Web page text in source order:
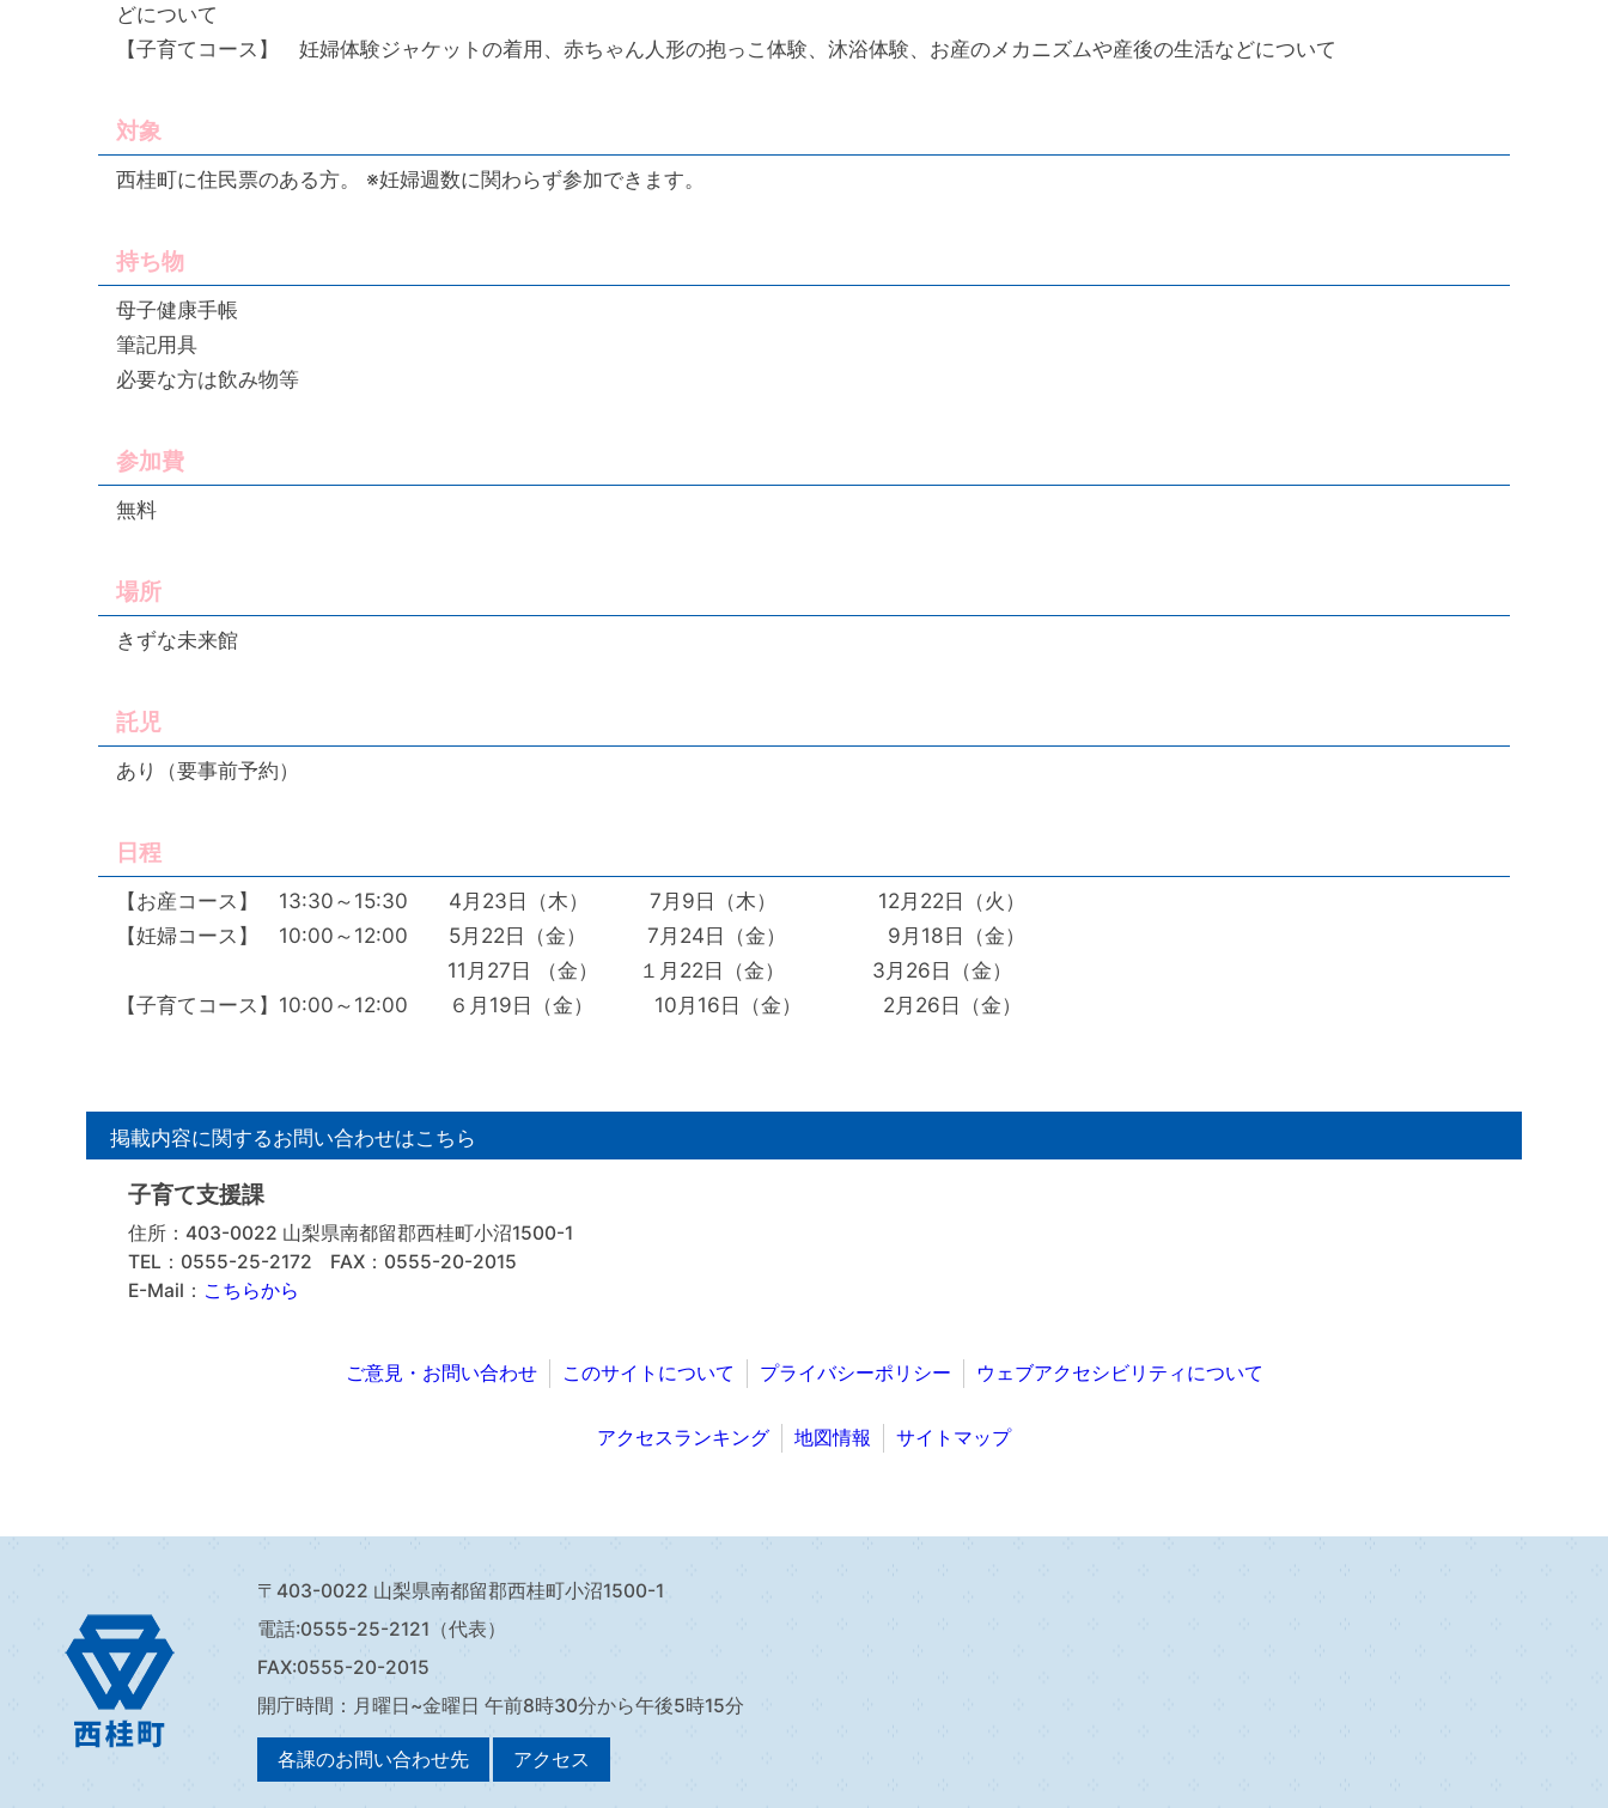
どについて
【子育てコース】 妊婦体験ジャケットの着用、赤ちゃん人形の抱っこ体験、沐浴体験、お産のメカニズムや産後の生活などについて
対象
西桂町に住民票のある方。 ※妊婦週数に関わらず参加できます。
持ち物
母子健康手帳
筆記用具
必要な方は飲み物等
参加費
無料
場所
きずな未来館
託児
あり（要事前予約）
日程
【お産コース】 13:30～15:30 4月23日（木） 7月9日（木） 12月22日（火）
【妊婦コース】 10:00～12:00 5月22日（金） 7月24日（金） 9月18日（金）
11月27日 （金） １月22日（金） 3月26日（金）
【子育てコース】10:00～12:00 ６月19日（金） 10月16日（金） 2月26日（金）
掲載内容に関するお問い合わせはこちら
子育て支援課
住所：403-0022 山梨県南都留郡西桂町小沼1500-1
TEL：0555-25-2172
FAX：0555-20-2015
E-Mail： こちらから
ご意見・お問い合わせ このサイトについて プライバシーポリシー ウェブアクセシビリティについて
アクセスランキング 地図情報 サイトマップ
〒403-0022 山梨県南都留郡西桂町小沼1500-1
電話:0555-25-2121（代表）
FAX:0555-20-2015
開庁時間：月曜日~金曜日 午前8時30分から午後5時15分
各課のお問い合わせ先 アクセス